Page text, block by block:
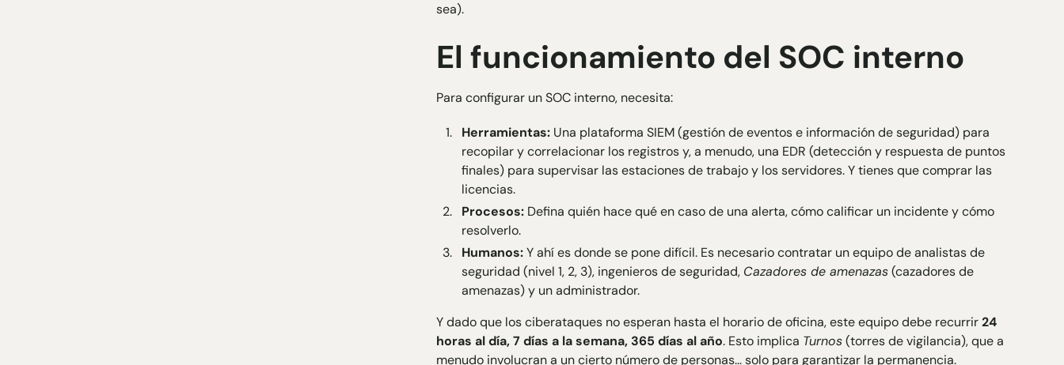
sea).
El funcionamiento del SOC interno
Para configurar un SOC interno, necesita:
Herramientas:Una plataforma SIEM (gestión de eventos e información de seguridad) para
recopilar y correlacionar los registros y, a menudo, una EDR (detección y respuesta de puntos
finales) para supervisar las estaciones de trabajo y los servidores. Y tienes que comprar las
licencias.
Procesos:Defina quién hace qué en caso de una alerta, cómo calificar un incidente y cómo
resolverlo.
Humanos:Y ahí es donde se pone difícil. Es necesario contratar un equipo de analistas de
seguridad (nivel 1, 2, 3), ingenieros de seguridad, Cazadores de amenazas(cazadores de
amenazas) y un administrador.
Y dado que los ciberataques no esperan hasta el horario de oficina, este equipo debe recurrir24
horas al día, 7 días a la semana, 365 días al año. Esto implica Turnos(torres de vigilancia), que a
menudo involucran a un cierto número de personas... solo para garantizar la permanencia.